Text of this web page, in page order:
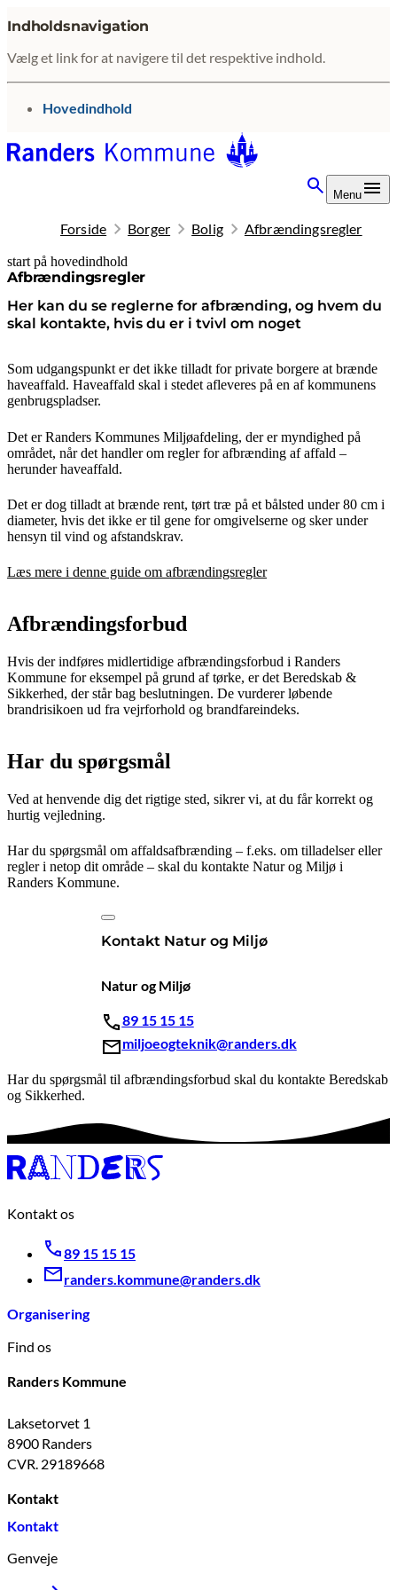
Indholdsnavigation
Vælg et link for at navigere til det respektive indhold.
gå til
Hovedindhold
Menu
Forside Borger Bolig Afbrændingsregler
start på hovedindhold
Afbrændingsregler
Her kan du se reglerne for afbrænding, og hvem du
skal kontakte, hvis du er i tvivl om noget
senest opdateret 20. april 2026
Som udgangspunkt er det ikke tilladt for private borgere at brænde
haveaffald. Haveaffald skal i stedet afleveres på en af kommunens
genbrugspladser.
Det er Randers Kommunes Miljøafdeling, der er myndighed på
området, når det handler om regler for afbrænding af affald –
herunder haveaffald.
Det er dog tilladt at brænde rent, tørt træ på et bålsted under 80 cm i
diameter, hvis det ikke er til gene for omgivelserne og sker under
hensyn til vind og afstandskrav.
Læs mere i denne guide om afbrændingsregler
Afbrændingsforbud
Hvis der indføres midlertidige afbrændingsforbud i Randers
Kommune for eksempel på grund af tørke, er det Beredskab &
Sikkerhed, der står bag beslutningen. De vurderer løbende
brandrisikoen ud fra vejrforhold og brandfareindeks.
Har du spørgsmål
Ved at henvende dig det rigtige sted, sikrer vi, at du får korrekt og
hurtig vejledning.
Har du spørgsmål om affaldsafbrænding – f.eks. om tilladelser eller
regler i netop dit område – skal du kontakte Natur og Miljø i
Randers Kommune.
Kontakt Natur og Miljø
Natur og Miljø
89 15 15 15
miljoeogteknik@randers.dk
Har du spørgsmål til afbrændingsforbud skal du kontakte Beredskab
og Sikkerhed.
Kontakt os
89 15 15 15
randers.kommune@randers.dk
Organisering
Find os
Randers Kommune
Laksetorvet 1
8900 Randers
CVR. 29189668
Kontakt
Kontakt
Genveje